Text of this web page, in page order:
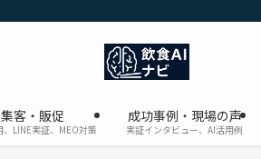
集客・販促
、LINE実証、MEO対策
成功事例・現場の声
実証インタビュー、AI活用例